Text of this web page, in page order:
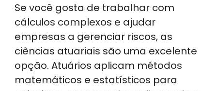
Se você gosta de trabalhar com
cálculos complexos e ajudar
empresas a gerenciar riscos, as
ciências atuariais são uma excelente
opção. Atuários aplicam métodos
matemáticos e estatísticos para